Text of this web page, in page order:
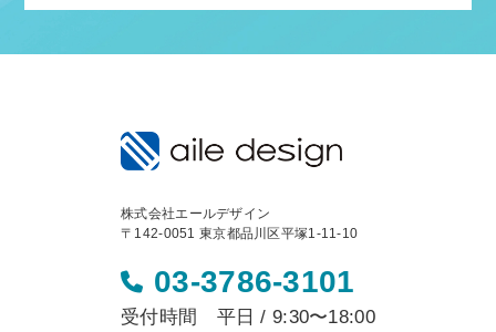
株式会社エールデザイン
〒142-0051 東京都品川区平塚1-11-10
03-3786-3101
受付時間 平日 / 9:30〜18:00